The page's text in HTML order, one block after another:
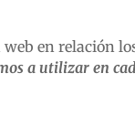
en relación
a utilizar en